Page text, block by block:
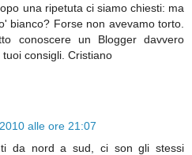
una ripetuta ci siamo chiesti: ma
bianco? Forse non avevamo torto.
conoscere un Blogger davvero
consigli. Cristiano
alle ore 21:07
da nord a sud, ci son gli stessi